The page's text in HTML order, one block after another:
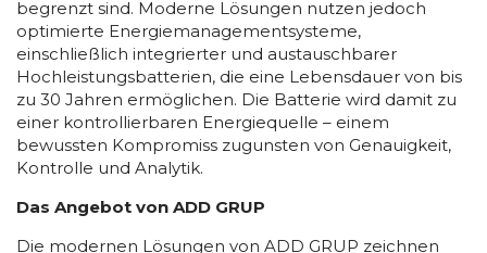
begrenzt sind. Moderne Lösungen nutzen jedoch
optimierte Energiemanagementsysteme,
einschließlich integrierter und austauschbarer
Hochleistungsbatterien, die eine Lebensdauer von bis
zu 30 Jahren ermöglichen. Die Batterie wird damit zu
einer kontrollierbaren Energiequelle – einem
bewussten Kompromiss zugunsten von Genauigkeit,
Kontrolle und Analytik.
Das Angebot von ADD GRUP
Die modernen Lösungen von ADD GRUP zeichnen